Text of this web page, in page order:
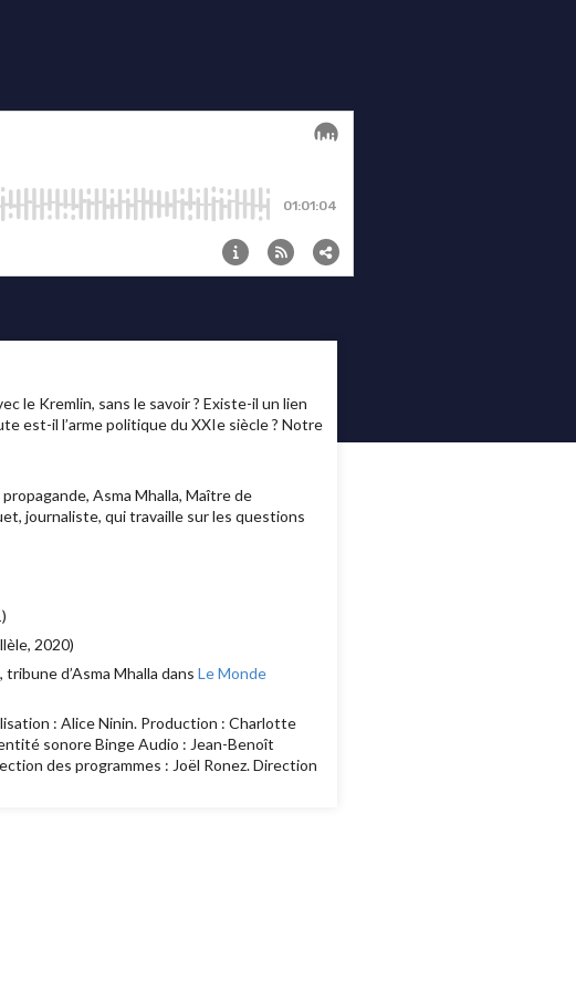
le Kremlin, sans le savoir ? Existe-il un lien
est-il l’arme politique du XXIe siècle ? Notre
Asma Mhalla, Maître de
journaliste, qui travaille sur les questions
2020)
, tribune d’Asma Mhalla dans Le Monde
: Alice Ninin. Production : Charlotte
sonore Binge Audio : Jean-Benoît
des programmes : Joël Ronez. Direction